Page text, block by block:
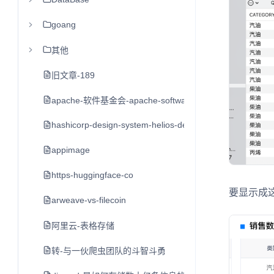
goang
其他
旧文章-189
apache-软件基金会-apache-software-foundation-asf
hashicorp-design-system-helios-design-system
appimage
https-huggingface-co
arweave-vs-filecoin
阿里云-表格存储
转-与一伙爬虫团队的斗智斗勇
要显示成